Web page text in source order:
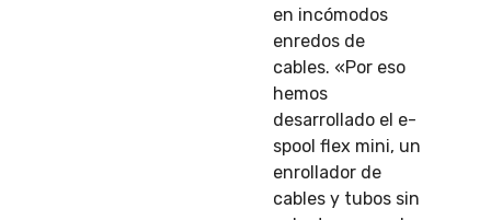
en incómodos
enredos de
cables. «Por eso
hemos
desarrollado el e-
spool flex mini, un
enrollador de
cables y tubos sin